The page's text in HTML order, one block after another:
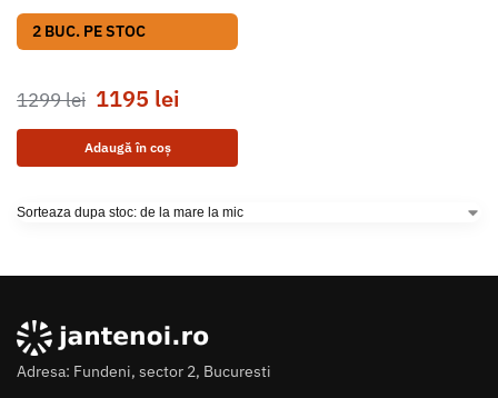
2 BUC. PE STOC
1299lei 1195 lei
Adaugă în coș
Adresa: Fundeni, sector 2, Bucuresti